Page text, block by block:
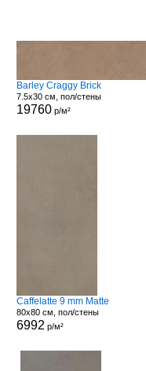
Barley Craggy Brick
7.5x30 см, пол/стены
19760р/м²
Caffelatte 9 mm Matte
80x80 см, пол/стены
6992 р/м²